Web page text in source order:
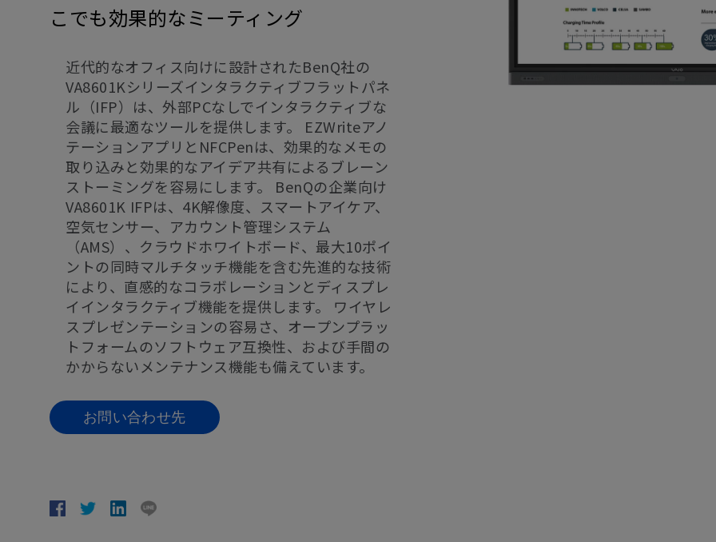
こでも効果的なミーティング
近代的なオフィス向けに設計されたBenQ社の
VA8601Kシリーズインタラクティブフラットパネ
ル（IFP）は、外部PCなしでインタラクティブな
会議に最適なツールを提供します。 EZWriteアノ
テーションアプリとNFCPenは、効果的なメモの
取り込みと効果的なアイデア共有によるブレーン
ストーミングを容易にします。 BenQの企業向け
VA8601K IFPは、4K解像度、スマートアイケア、
空気センサー、アカウント管理システム
（AMS）、クラウドホワイトボード、最大10ポイ
ントの同時マルチタッチ機能を含む先進的な技術
により、直感的なコラボレーションとディスプレ
イインタラクティブ機能を提供します。 ワイヤレ
スプレゼンテーションの容易さ、オープンプラッ
トフォームのソフトウェア互換性、および手間の
かからないメンテナンス機能も備えています。
お問い合わせ先